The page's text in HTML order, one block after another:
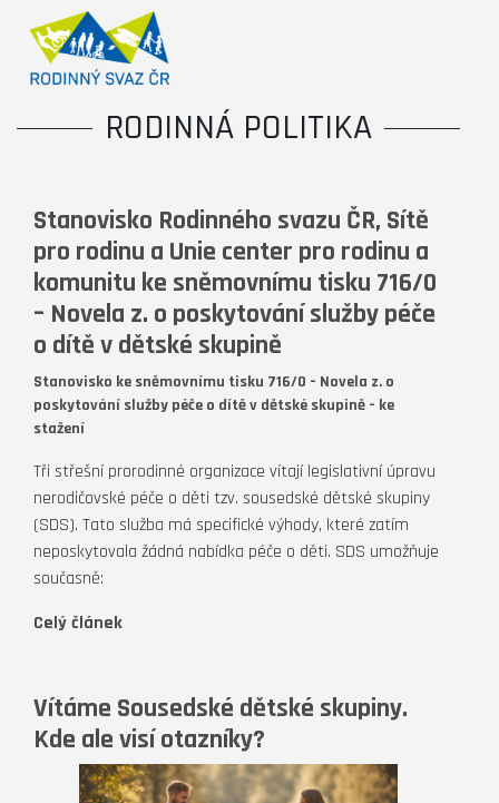
RODINNÁ POLITIKA
Stanovisko Rodinného svazu ČR, Sítě
pro rodinu a Unie center pro rodinu a
komunitu ke sněmovnímu tisku 716/0
– Novela z. o poskytování služby péče
o dítě v dětské skupině
Stanovisko ke sněmovnímu tisku 716/0 – Novela z. o
poskytování služby péče o dítě v dětské skupině – ke
stažení
Tři střešní prorodinné organizace vítají legislativní úpravu
nerodičovské péče o děti tzv. sousedské dětské skupiny
(SDS). Tato služba má specifické výhody, které zatím
neposkytovala žádná nabídka péče o děti. SDS umožňuje
současně:
Celý článek
Vítáme Sousedské dětské skupiny.
Kde ale visí otazníky?